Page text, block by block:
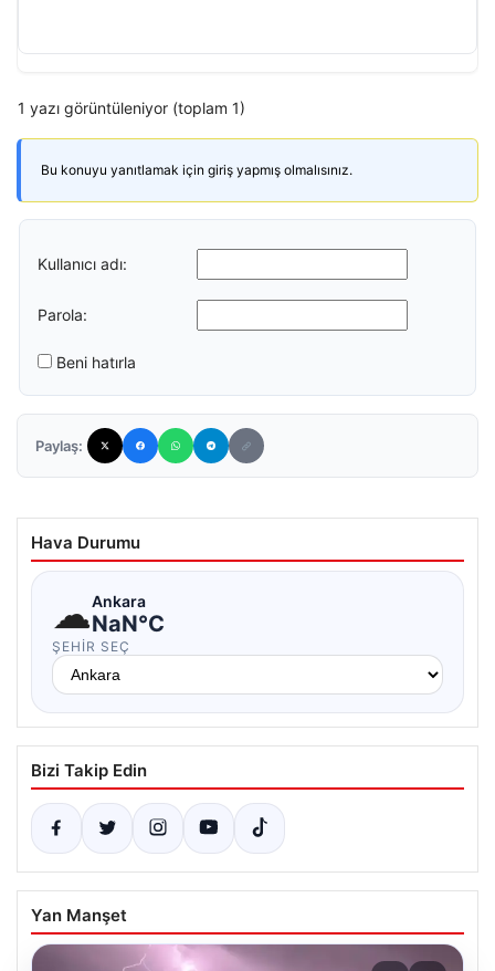
1 yazı görüntüleniyor (toplam 1)
Bu konuyu yanıtlamak için giriş yapmış olmalısınız.
Kullanıcı adı:
Parola:
Beni hatırla
Paylaş:
Hava Durumu
☁Ankara
NaN°C
ŞEHIR SEÇ
Bizi Takip Edin
Yan Manşet